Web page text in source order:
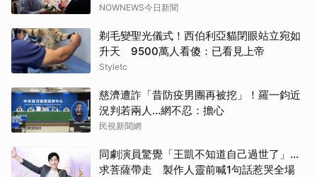
NOWNEWS今日新聞
剃毛變聖光儀式！西伯利亞貓閉眼站立宛如
升天 9500萬人看傻：已看見上帝
Styletc
慈濟遭詐「昔防疫男團再被挖」！羅一鈞近
況判若兩人…網不忍：擔心
民視新聞網
同劇演員驚覺「王凱不知道自己過世了」...
求菩薩帶走 製作人靈前喊1句話惹哭全場